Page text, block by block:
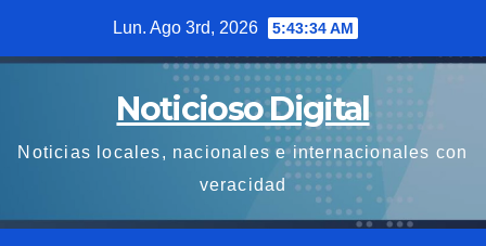
Lun. Ago 3rd, 2026 5:43:35 AM
Noticioso Digital
Noticias locales, nacionales e internacionales con
veracidad